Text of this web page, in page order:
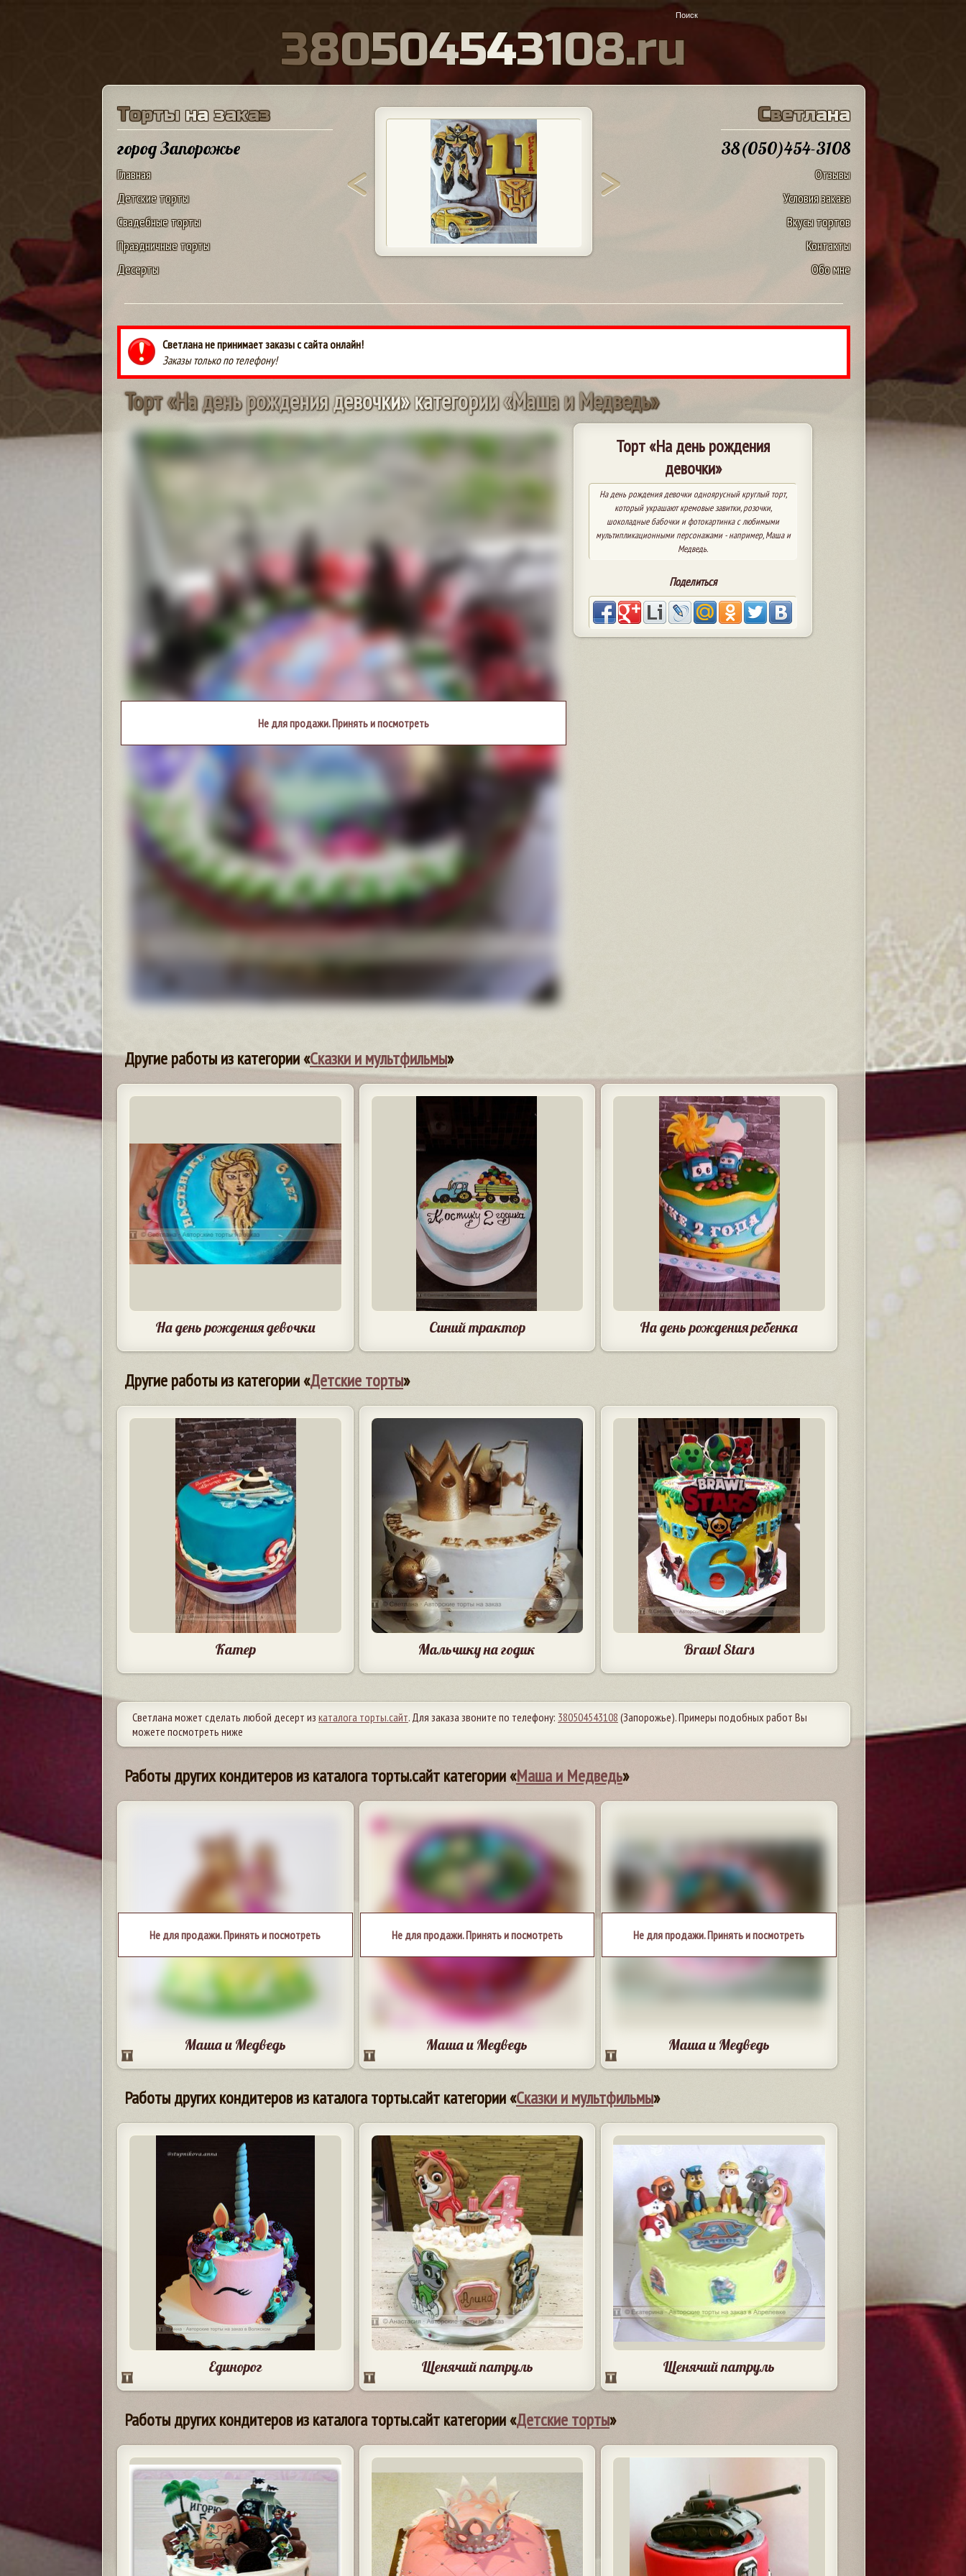
380504543108.ru
Торты на заказ
город Запорожье
Главная
Детские торты
Свадебные торты
Праздничные торты
Десерты
Светлана
38(050)454-3108
Отзывы
Условия заказа
Вкусы тортов
Контакты
Обо мне
Светлана не принимает заказы с сайта онлайн!
Заказы только по телефону!
Торт«Наденьрождениядевочки»категории«МашаиМедведь»
Не для продажи. Принять и посмотреть
Торт «На день рождения
девочки»
На день рождения девочки одноярусный круглый торт,
который украшают кремовые завитки, розочки,
шоколадные бабочки и фотокартинка с любимыми
мультипликационными персонажами - например, Маша и
Медведь.
Поделиться
Другие работы из категории «Сказки и мультфильмы»
На день рождения девочки Синий трактор На день рождения ребенка
Другие работы из категории «Детские торты»
Катер Мальчику на годик Brawl Stars
Светлана может сделать любой десерт из каталога торты.сайт. Для заказа звоните по телефону: 380504543108 (Запорожье). Примеры подобных работ Вы
можете посмотреть ниже
Работы других кондитеров из каталога торты.сайт категории «Маша и Медведь»
Не для продажи. Принять и посмотреть
Маша и Медведь
Не для продажи. Принять и посмотреть
Маша и Медведь
Не для продажи. Принять и посмотреть
Маша и Медведь
Работы других кондитеров из каталога торты.сайт категории «Сказки и мультфильмы»
Единорог Щенячий патруль Щенячий патруль
Работы других кондитеров из каталога торты.сайт категории «Детские торты»